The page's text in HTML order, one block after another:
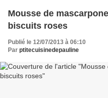
Mousse de
biscuits roses
Publié le 12/07/2013 à 06:10
Par ptitecuisinedepauline